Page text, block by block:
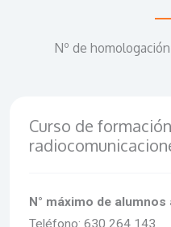
Nº de
Curso de
N° máximo de